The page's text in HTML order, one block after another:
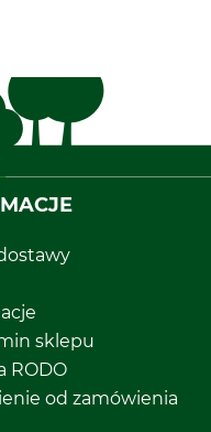
sklepu
RODO
od zamówienia